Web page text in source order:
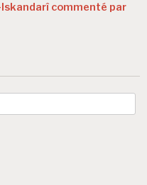
Iskandarî commenté par